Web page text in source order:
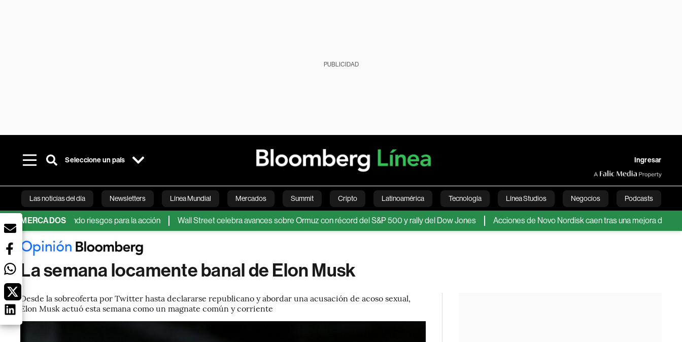
PUBLICIDAD
Seleccione un país Ingresar
Las noticias del día Newsletters Línea Mundial Mercados Summit Cripto Latinoamérica Tecnología Línea Studios Negocios Podcasts
Bloomberg Green Economía Estilo de vida Mundo Videos English
MERCADOS
viendo riesgos para la acción Wall Street celebra avances sobre Ormuz con récord del S&P 500 y rally del Dow Jones Acciones de Novo Nordisk caen tras una mejora de previsiones
La semana locamente banal de Elon Musk
Desde la sobreoferta por Twitter hasta declararse republicano y abordar una acusación de acoso sexual,
Elon Musk actuó esta semana como un magnate común y corriente